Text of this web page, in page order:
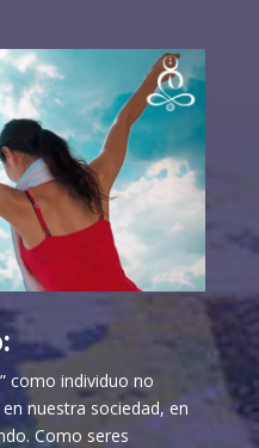
como individuo no
nuestra sociedad, en
Como seres